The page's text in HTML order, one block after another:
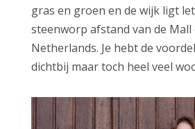
gras en groen en de wijk ligt
steenworp afstand van de
Netherlands. Je hebt de
dichtbij maar toch heel veel